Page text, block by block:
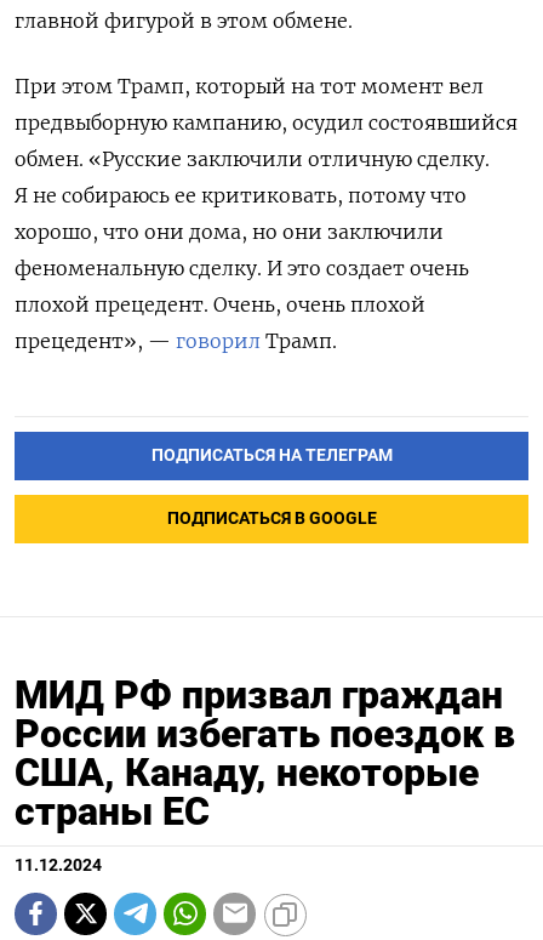
главной фигурой в этом обмене.
При этом Трамп, который на тот момент вел
предвыборную кампанию, осудил состоявшийся
обмен. «Русские заключили отличную сделку.
Я не собираюсь ее критиковать, потому что
хорошо, что они дома, но они заключили
феноменальную сделку. И это создает очень
плохой прецедент. Очень, очень плохой
прецедент», — говорил Трамп.
ПОДПИСАТЬСЯ НА ТЕЛЕГРАМ
ПОДПИСАТЬСЯ В GOOGLE
МИД РФ призвал граждан
России избегать поездок в
США, Канаду, некоторые
страны ЕС
11.12.2024